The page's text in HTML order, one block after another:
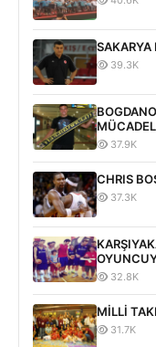
SAKARYA
39.3K
37.9K
CHRIS
37.3K
32.8K
MİLLİ
31.7K